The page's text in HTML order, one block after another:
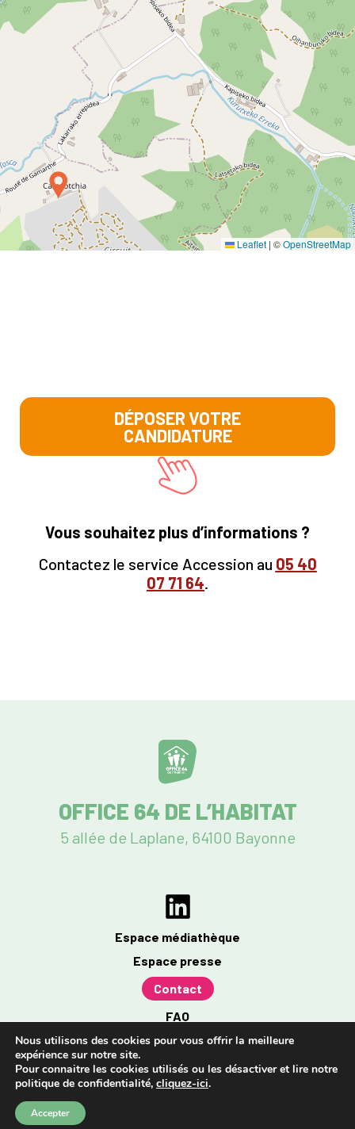
Leaflet | ©OpenStreetMap
DÉPOSER VOTRE
CANDIDATURE
Vous souhaitez plus d’informations ?
Contactez le service Accession au 05 40
07 71 64.
OFFICE 64 DE L’HABITAT
5 allée de Laplane, 64100 Bayonne
Espace médiathèque
Espace presse
Contact
FAQ
Mentions légales
Politique de confidentialité
Accessibilité : partiellement conforme à 96%
Nous utilisons des cookies pour vous offrir la meilleure
expérience sur notre site.
Pour connaitre les cookies utilisés ou les désactiver et lire notre
politique de confidentialité, cliquez-ici.
Accepter